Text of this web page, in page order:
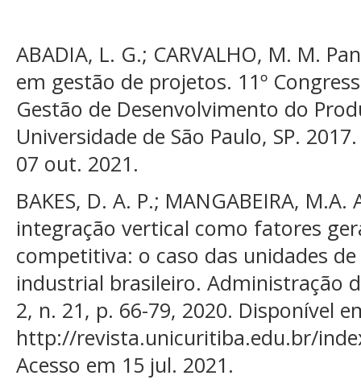
ABADIA, L. G.; CARVALHO, M. M.
em gestão de projetos. 11º
Gestão de Desenvolvimento do
Universidade de São Paulo, SP.
07 out. 2021.
BAKES, D. A. P.; MANGABEIRA,
integração vertical como fatores
competitiva: o caso das unidades
industrial brasileiro. Administração
2, n. 21, p. 66-79, 2020. Disponível
http://revista.unicuritiba.edu.br/
Acesso em 15 jul. 2021.